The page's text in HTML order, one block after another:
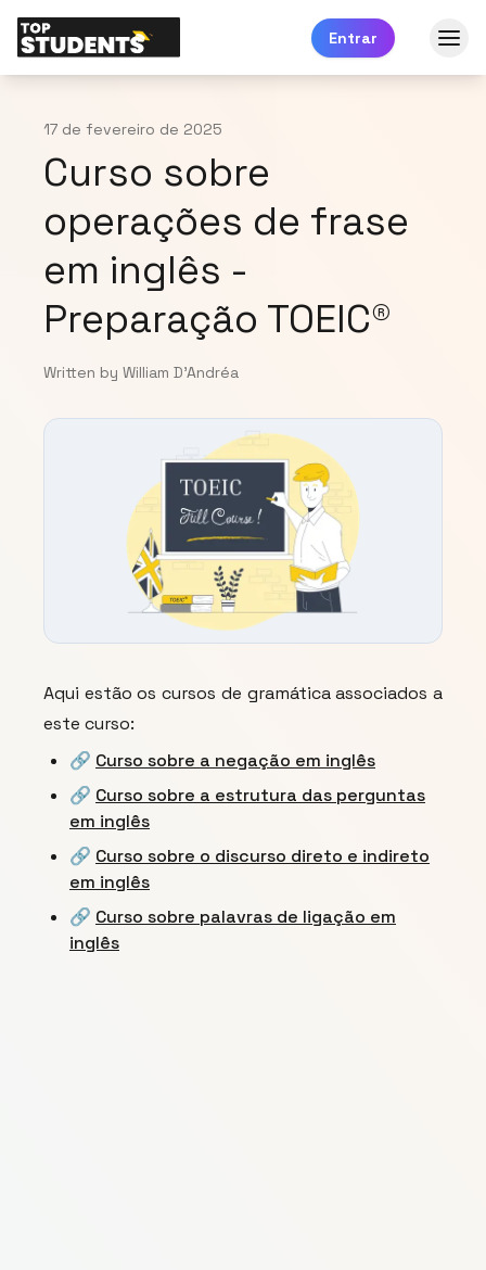
Entrar
17 de fevereiro de 2025
Curso sobre
operações de frase
em inglês -
Preparação TOEIC®
Written by William D'Andréa
Aqui estão os cursos de gramática associados a
este curso:
🔗 Curso sobre a negação em inglês
🔗 Curso sobre a estrutura das perguntas
em inglês
🔗 Curso sobre o discurso direto e indireto
em inglês
🔗 Curso sobre palavras de ligação em
inglês